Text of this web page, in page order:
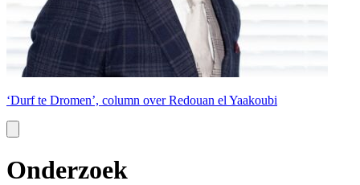
‘Durf te Dromen’, column over Redouan el Yaakoubi
Onderzoek